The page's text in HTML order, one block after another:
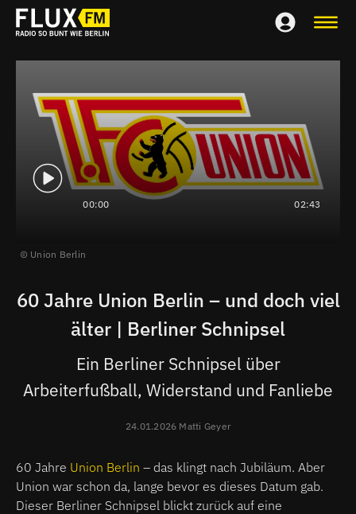
00:00 02:43
Union Berlin
60 Jahre Union Berlin – und doch viel
älter | Berliner Schnipsel
Ein Berliner Schnipsel über
Arbeiterfußball, Widerstand und Fanliebe
24.01.2026 Matti Geyer
60 Jahre Union Berlin – das klingt nach Jubiläum. Aber
Union war schon da, lange bevor es dieses Datum gab.
Dieser Berliner Schnipsel blickt zurück auf eine